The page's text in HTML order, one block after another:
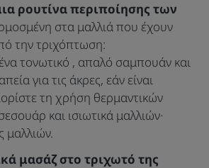
ρουτίνα περιποίησης των
στα μαλλιά που έχουν
την τριχόπτωση:
τονωτικό , απαλό σαμπουάν και
για τις άκρες, εάν είναι
τη χρήση θερμαντικών
και ισιωτικά μαλλιών·
μαλλιών.
μασάζ στο τριχωτό της